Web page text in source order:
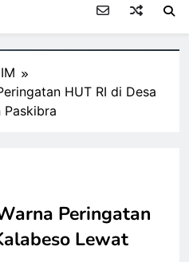
HUT RI di Desa
Paskibra
Peringatan
Lewat